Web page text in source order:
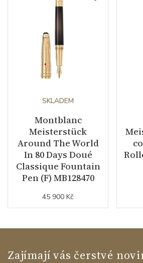
SKLADEM
Montblanc
Meisterstück
Around The World
In 80 Days Doué
Classique Fountain
Pen (F) MB128470
45 900 Kč
Zajímají vás čerstvé